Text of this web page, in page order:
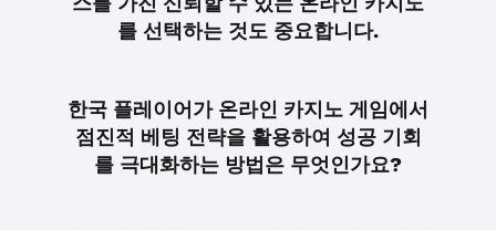
를 선택하는 것도 중요합니다.
한국 플레이어가 온라인 카지노 게임에서
점진적 베팅 전략을 활용하여 성공 기회
를 극대화하는 방법은 무엇인가요?